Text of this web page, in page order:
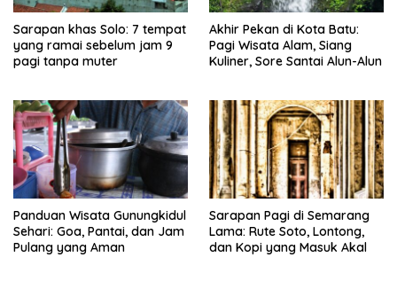
Sarapan khas Solo: 7 tempat
yang ramai sebelum jam 9
pagi tanpa muter
Akhir Pekan di Kota Batu:
Pagi Wisata Alam, Siang
Kuliner, Sore Santai Alun-Alun
Panduan Wisata Gunungkidul
Sehari: Goa, Pantai, dan Jam
Pulang yang Aman
Sarapan Pagi di Semarang
Lama: Rute Soto, Lontong,
dan Kopi yang Masuk Akal